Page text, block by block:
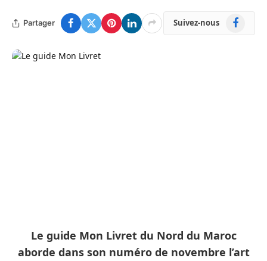
Partager Suivez-nous Facebook
Le guide Mon Livret du Nord du Maroc
aborde dans son numéro de novembre l’art